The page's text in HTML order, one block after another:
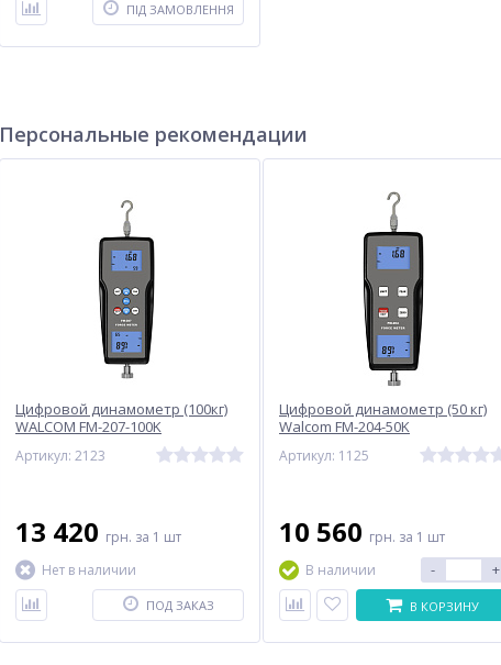
ПІД ЗАМОВЛЕННЯ
Персональные рекомендации
Цифровой динамометр (100кг)
WALCOM FM-207-100K
Артикул: 2123
13 420 грн. за 1 шт
Нет в наличии
ПОД ЗАКАЗ
Цифровой динамометр (50 кг)
Walcom FM-204-50K
Артикул: 1125
10 560 грн. за 1 шт
В наличии
- +
В КОРЗИНУ